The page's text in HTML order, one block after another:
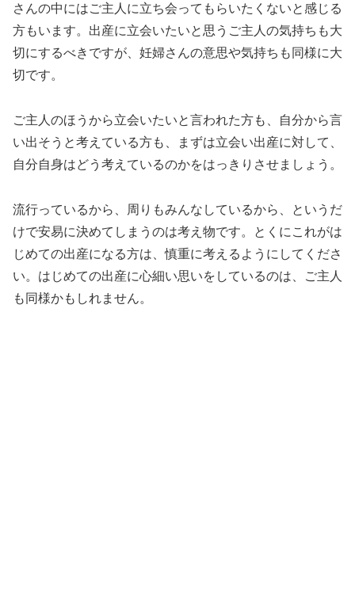
さんの中にはご主人に立ち会ってもらいたくないと感じる
方もいます。出産に立会いたいと思うご主人の気持ちも大
切にするべきですが、妊婦さんの意思や気持ちも同様に大
切です。
ご主人のほうから立会いたいと言われた方も、自分から言
い出そうと考えている方も、まずは立会い出産に対して、
自分自身はどう考えているのかをはっきりさせましょう。
流行っているから、周りもみんなしているから、というだ
けで安易に決めてしまうのは考え物です。とくにこれがは
じめての出産になる方は、慎重に考えるようにしてくださ
い。はじめての出産に心細い思いをしているのは、ご主人
も同様かもしれません。